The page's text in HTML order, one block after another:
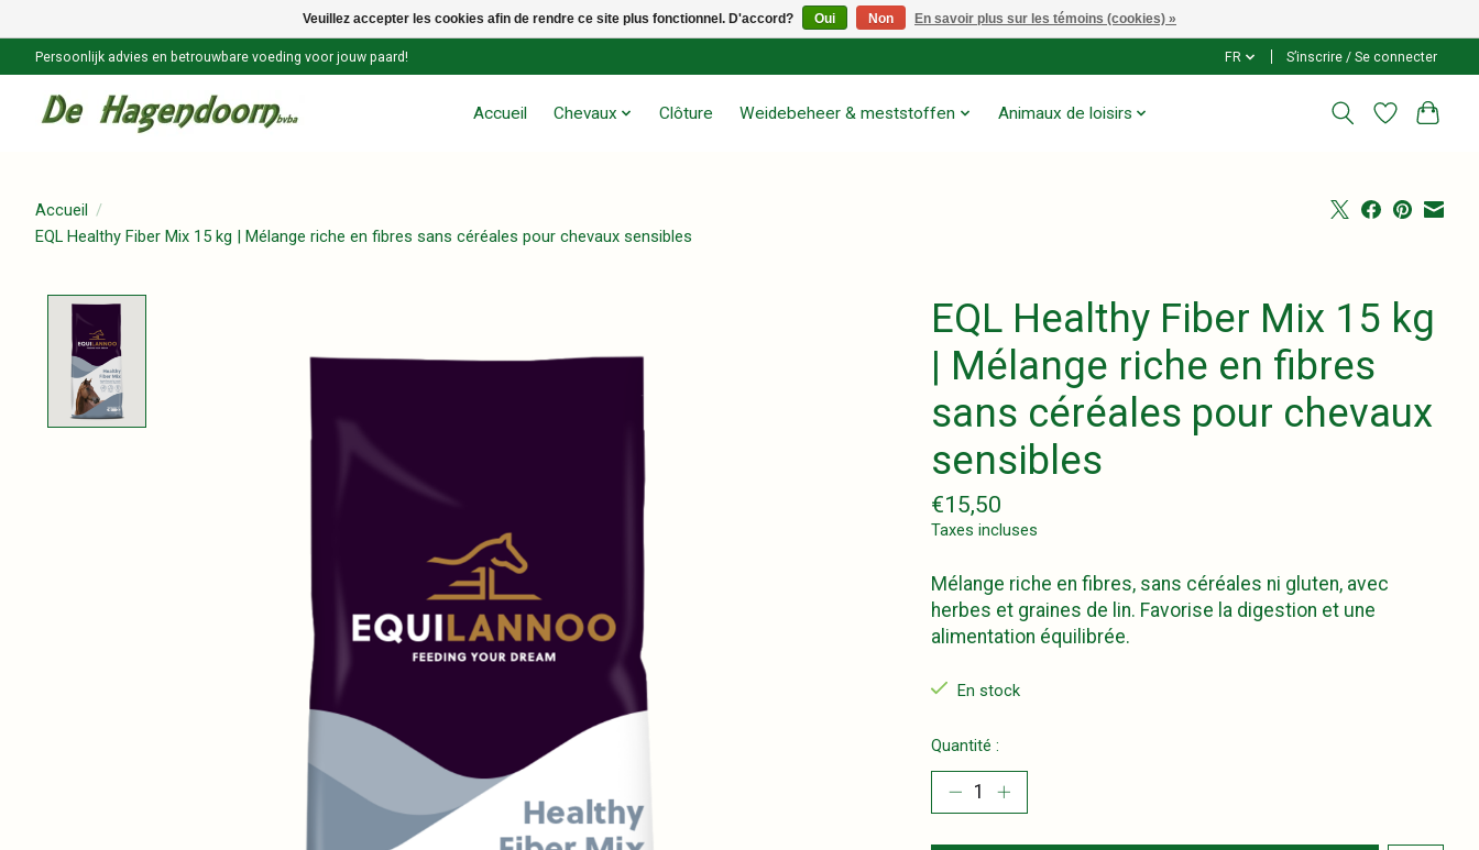
Persoonlijk advies en betrouwbare voeding voor jouw paard! FR S’inscrire / Se connecter
Accueil Chevaux Clôture Weidebeheer & meststoffen Animaux de loisirs
Accueil /
EQL Healthy Fiber Mix 15 kg | Mélange riche en fibres sans céréales pour chevaux sensibles
EQL Healthy Fiber Mix 15 kg
| Mélange riche en fibres
sans céréales pour chevaux
sensibles
€15,50
Taxes incluses
Mélange riche en fibres, sans céréales ni gluten, avec
herbes et graines de lin. Favorise la digestion et une
alimentation équilibrée.
En stock
Quantité :
Veuillez accepter les cookies afin de rendre ce site plus fonctionnel. D'accord? Oui Non En savoir plus sur les témoins (cookies) »